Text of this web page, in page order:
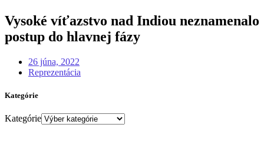
Vysoké víťazstvo nad Indiou neznamenalo
postup do hlavnej fázy
26 júna, 2022
Reprezentácia
Kategórie
Kategórie